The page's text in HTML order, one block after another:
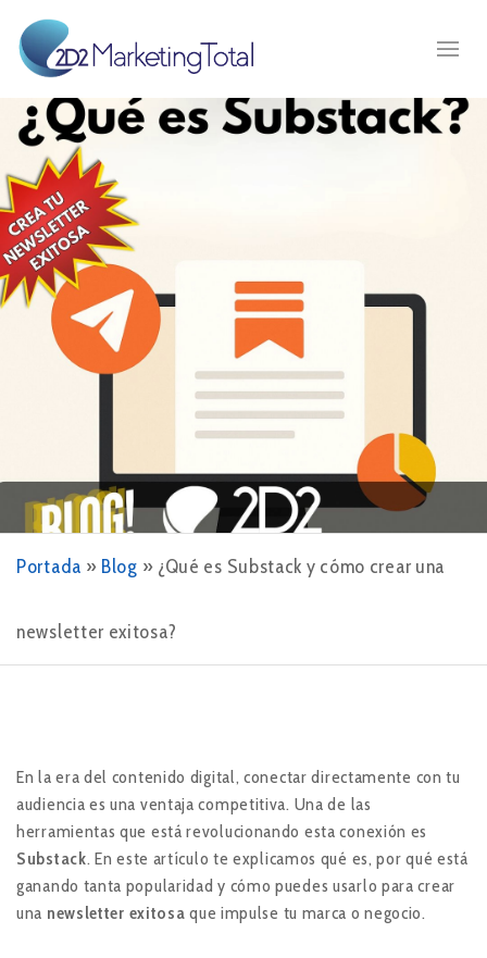
Portada » Blog » ¿Qué es Substack y cómo crear una
newsletter exitosa?
En la era del contenido digital, conectar directamente con tu
audiencia es una ventaja competitiva. Una de las
herramientas que está revolucionando esta conexión es
Substack. En este artículo te explicamos qué es, por qué está
ganando tanta popularidad y cómo puedes usarlo para crear
una newsletter exitosa que impulse tu marca o negocio.